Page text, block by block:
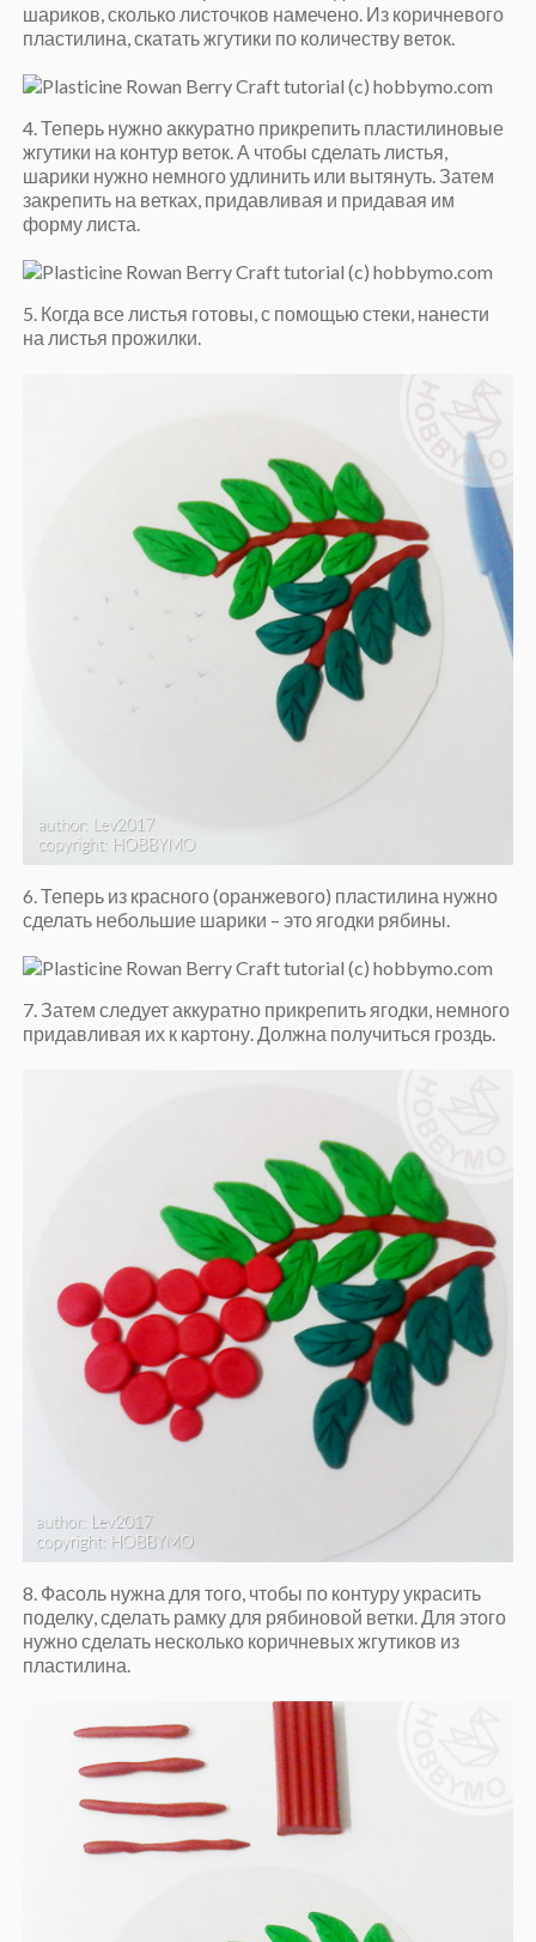
шариков, сколько листочков намечено. Из коричневого
пластилина, скатать жгутики по количеству веток.
4. Теперь нужно аккуратно прикрепить пластилиновые
жгутики на контур веток. А чтобы сделать листья,
шарики нужно немного удлинить или вытянуть. Затем
закрепить на ветках, придавливая и придавая им
форму листа.
5. Когда все листья готовы, с помощью стеки, нанести
на листья прожилки.
6. Теперь из красного (оранжевого) пластилина нужно
сделать небольшие шарики – это ягодки рябины.
7. Затем следует аккуратно прикрепить ягодки, немного
придавливая их к картону. Должна получиться гроздь.
8. Фасоль нужна для того, чтобы по контуру украсить
поделку, сделать рамку для рябиновой ветки. Для этого
нужно сделать несколько коричневых жгутиков из
пластилина.